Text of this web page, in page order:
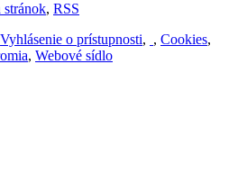
stránok, RSS
Vyhlásenie o prístupnosti, , Cookies,
, Webové sídlo